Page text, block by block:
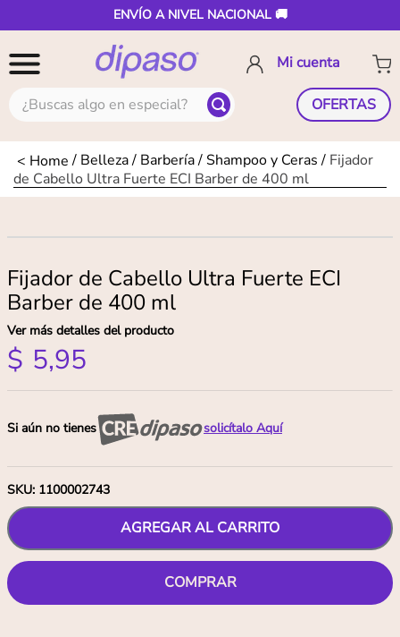
ENVÍO A NIVEL NACIONAL 🚚
¿Buscas algo en especial? OFERTAS
Belleza Barbería Shampoo y Ceras
Fijador
de Cabello Ultra Fuerte ECI Barber de 400 ml
Fijador de Cabello Ultra Fuerte ECI
Barber de 400 ml
Ver más detalles del producto
$ 5,95
Si aún no tienes solicítalo Aquí
SKU: 1100002743
AGREGAR AL CARRITO
COMPRAR